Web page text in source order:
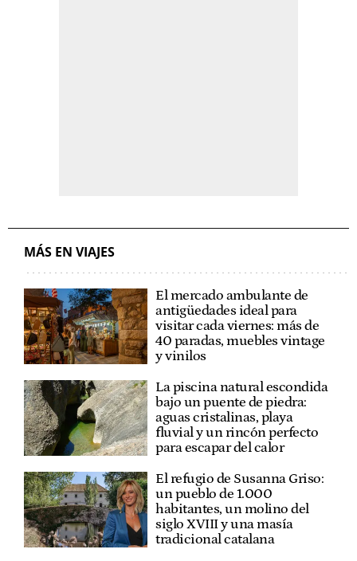
MÁS EN VIAJES
El mercado ambulante de
antigüedades ideal para
visitar cada viernes: más de
40 paradas, muebles vintage
y vinilos
La piscina natural escondida
bajo un puente de piedra:
aguas cristalinas, playa
fluvial y un rincón perfecto
para escapar del calor
El refugio de Susanna Griso:
un pueblo de 1.000
habitantes, un molino del
siglo XVIII y una masía
tradicional catalana